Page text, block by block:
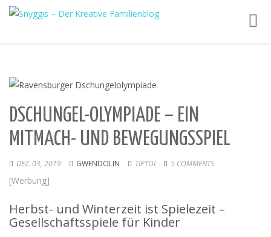
DSCHUNGEL-OLYMPIADE – EIN
MITMACH- UND BEWEGUNGSSPIEL
DEZ. 03, 2019 GWENDOLIN TIPTOI 5 COMMENTS
[Werbung]
Herbst- und Winterzeit ist Spielezeit –
Gesellschaftsspiele für Kinder